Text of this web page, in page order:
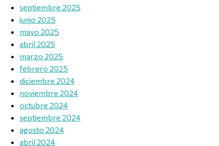
septiembre 2025
junio 2025
mayo 2025
abril 2025
marzo 2025
febrero 2025
diciembre 2024
noviembre 2024
octubre 2024
septiembre 2024
agosto 2024
abril 2024